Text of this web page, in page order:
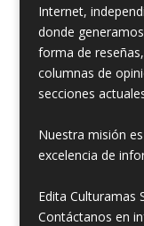
Internet,
donde
forma de
columnas de
secciones
Nuestra misión
excelencia de
Edita Culturamas
Contáctanos en